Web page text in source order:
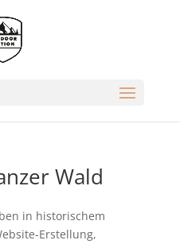
Wald
in historischem
Erstellung,